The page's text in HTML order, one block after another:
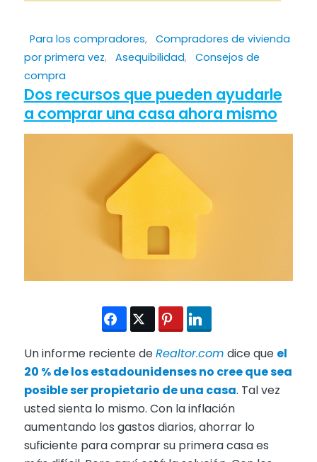
Para los compradores, Compradores de vivienda
por primera vez, Asequibilidad, Consejos de
compra
Dos recursos que pueden ayudarle
a comprar una casa ahora mismo
Un informe reciente deRealtor.com dice que el
20 % de los estadounidenses no cree que sea
posible ser propietario de una casa. Tal vez
usted sienta lo mismo. Con la inflación
aumentando los gastos diarios, ahorrar lo
suficiente para comprar su primera casa es